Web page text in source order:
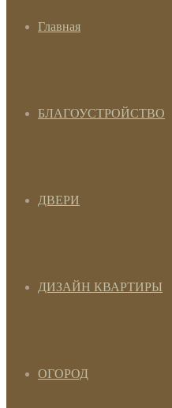
Главная
БЛАГОУСТРОЙСТВО
ДВЕРИ
ДИЗАЙН КВАРТИРЫ
ОГОРОД